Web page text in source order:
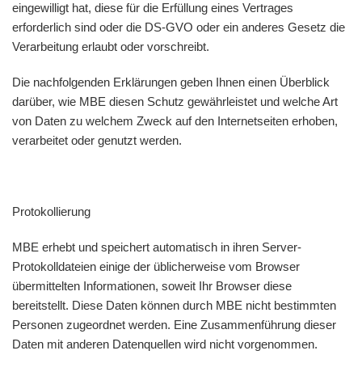
eingewilligt hat, diese für die Erfüllung eines Vertrages
erforderlich sind oder die DS-GVO oder ein anderes Gesetz die
Verarbeitung erlaubt oder vorschreibt.
Die nachfolgenden Erklärungen geben Ihnen einen Überblick
darüber, wie MBE diesen Schutz gewährleistet und welche Art
von Daten zu welchem Zweck auf den Internetseiten erhoben,
verarbeitet oder genutzt werden.
Protokollierung
MBE erhebt und speichert automatisch in ihren Server-
Protokolldateien einige der üblicherweise vom Browser
übermittelten Informationen, soweit Ihr Browser diese
bereitstellt. Diese Daten können durch MBE nicht bestimmten
Personen zugeordnet werden. Eine Zusammenführung dieser
Daten mit anderen Datenquellen wird nicht vorgenommen.